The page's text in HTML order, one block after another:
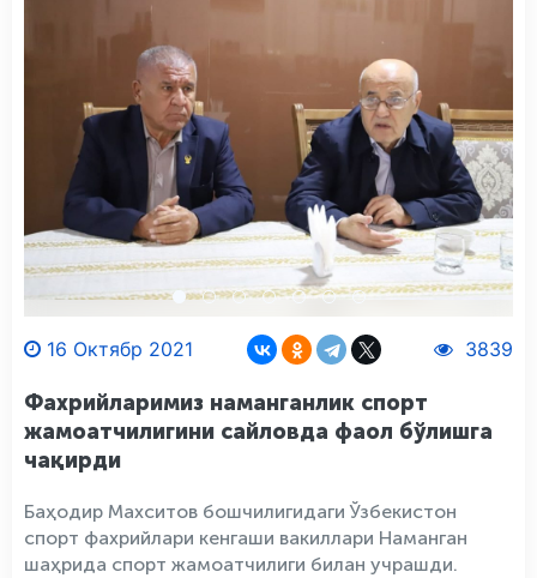
16 Октябр 2021 3839
Фахрийларимиз наманганлик спорт
жамоатчилигини сайловда фаол бўлишга
чақирди
Баҳодир Махситов бошчилигидаги Ўзбекистон
спорт фахрийлари кенгаши вакиллари Наманган
шаҳрида спорт жамоатчилиги билан учрашди.